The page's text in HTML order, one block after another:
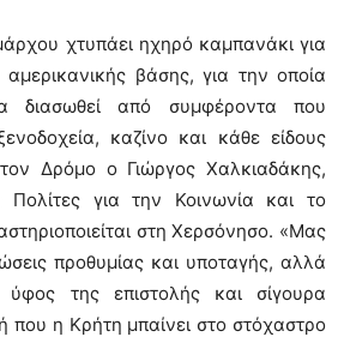
χτυπάει ηχηρό καμπανάκι για
βάσης, για την οποία
διασωθεί από συμφέροντα που
καζίνο και κάθε είδους
Δρόμο ο Γιώργος Χαλκιαδάκης,
Πολίτες για την Κοινωνία και το
στη Χερσόνησο. «Μας
προθυμίας και υποταγής, αλλά
ύφος της επιστολής και σίγουρα
που η Κρήτη μπαίνει στο στόχαστρο